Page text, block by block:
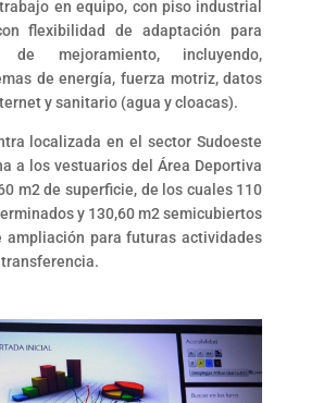
en equipo, con piso industrial
flexibilidad de adaptación para
mejoramiento, incluyendo,
de energía, fuerza motriz, datos
y sanitario (agua y cloacas).
localizada en el sector Sudoeste
a los vestuarios del Área Deportiva
m2 de superficie, de los cuales 110
y 130,60 m2 semicubiertos
ampliación para futuras actividades